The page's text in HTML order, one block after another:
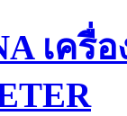
เค